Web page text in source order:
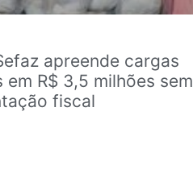
apreende cargas
em R$ 3,5 milhões sem
fiscal